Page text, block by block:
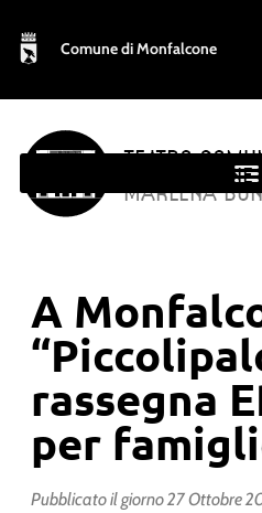
Comune di Monfalcone
TEATRO
MONFALCONE
MARLENA
A
rassegna
per
Pubblicato il giorno27 Ottobre